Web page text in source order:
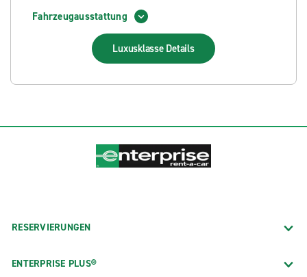
Fahrzeugausstattung
Luxusklasse Details
RESERVIERUNGEN
ENTERPRISE PLUS®